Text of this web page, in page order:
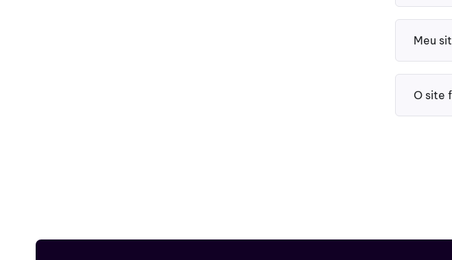
Meu
O site